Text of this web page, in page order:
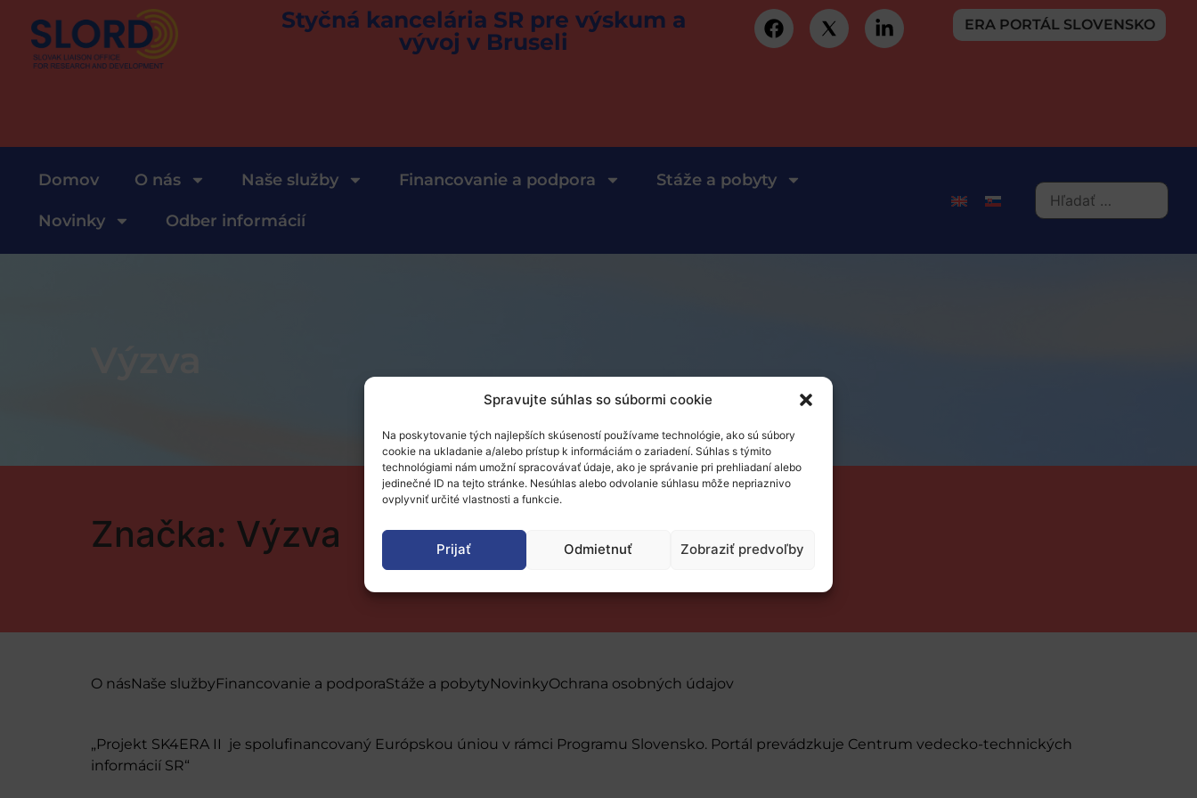
Spravujte súhlas so súbormi cookie
Na poskytovanie tých najlepších skúseností používame technológie, ako sú súbory
cookie na ukladanie a/alebo prístup k informáciám o zariadení. Súhlas s týmito
technológiami nám umožní spracovávať údaje, ako je správanie pri prehliadaní alebo
jedinečné ID na tejto stránke. Nesúhlas alebo odvolanie súhlasu môže nepriaznivo
ovplyvniť určité vlastnosti a funkcie.
Prijať Odmietnuť Zobraziť predvoľby
Styčná kancelária SR pre výskum a
vývoj v Bruseli
ERA PORTÁL SLOVENSKO
Domov O nás Naše služby Financovanie a podpora Stáže a pobyty
Novinky Odber informácií
Značka: Výzva
O násNaše službyFinancovanie a podporaStáže a pobytyNovinkyOchrana osobných údajov
„Projekt SK4ERA II je spolufinancovaný Európskou úniou v rámci Programu Slovensko. Portál prevádzkuje Centrum vedecko-technických
informácií SR“